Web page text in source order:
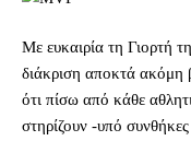
Με ευκαιρία τη Γιορτή
διάκριση αποκτά ακόμη
ότι πίσω από κάθε
στηρίζουν -υπό